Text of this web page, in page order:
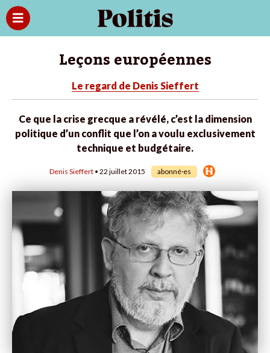
Leçons européennes
Le regard de Denis Sieffert
Ce que la crise grecque a révélé, c’est la dimension
politique d’un conflit que l’on a voulu exclusivement
technique et budgétaire.
Denis Sieffert • 22 juillet 2015 abonné·es